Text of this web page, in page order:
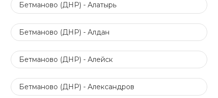
Бетманово (ДНР) - Алатырь
Бетманово (ДНР) - Алдан
Бетманово (ДНР) - Алейск
Бетманово (ДНР) - Александров